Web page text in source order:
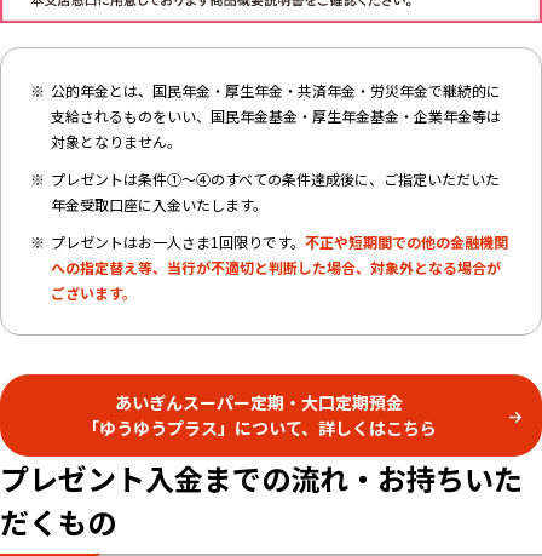
公的年金とは、国民年金・厚生年金・共済年金・労災年金で継続的に
支給されるものをいい、国民年金基金・厚生年金基金・企業年金等は
対象となりません。
プレゼントは条件①～④のすべての条件達成後に、ご指定いただいた
年金受取口座に入金いたします。
プレゼントはお一人さま1回限りです。 不正や短期間での他の金融機関
への指定替え等、当行が不適切と判断した場合、対象外となる場合が
ございます。
あいぎんスーパー定期・大口定期預金
「ゆうゆうプラス」について、詳しくはこちら
プレゼント入金までの流れ・お持ちいた
だくもの